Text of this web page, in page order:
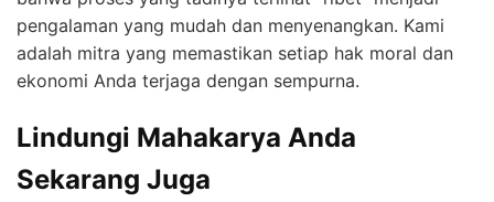
pengalaman yang mudah dan menyenangkan. Kami
adalah mitra yang memastikan setiap hak moral dan
ekonomi Anda terjaga dengan sempurna.
Lindungi Mahakarya Anda
Sekarang Juga